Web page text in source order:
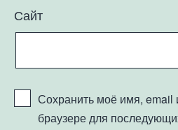
Сайт
Сохранить моё имя, email
браузере для